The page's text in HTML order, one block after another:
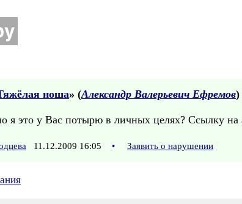
ноша» (Александр Валерьевич Ефремов)
я это у Вас потырю в личных целях? Ссылку на
11.12.2009 16:05 • Заявить о нарушении